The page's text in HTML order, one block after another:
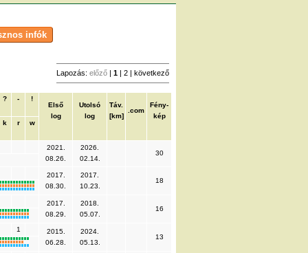
Lapozás: előző 1 2 következő
? -
!
Első
log
Utolsó
log
Táv.
[km]
.com
Fény-
kép
k r w
2021.
08.26.
2026.
02.14.
30
2017.
08.30.
2017.
10.23.
18
2017.
08.29.
2018.
05.07.
16
1
2015.
06.28.
2024.
05.13.
13